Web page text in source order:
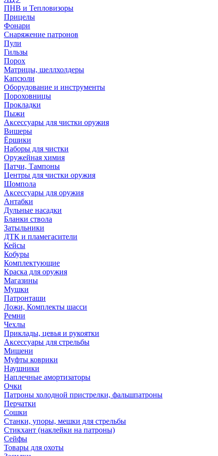
ПНВ и Тепловизоры
Прицелы
Фонари
Снаряжение патронов
Пули
Гильзы
Порох
Матрицы, шеллхолдеры
Капсюли
Оборудование и инструменты
Пороховницы
Прокладки
Пыжи
Аксессуары для чистки оружия
Вишеры
Ёршики
Наборы для чистки
Оружейная химия
Патчи, Тампоны
Центры для чистки оружия
Шомпола
Аксессуары для оружия
Антабки
Дульные насадки
Бланки ствола
Затыльники
ДТК и пламегасители
Кейсы
Кобуры
Комплектующие
Краска для оружия
Магазины
Мушки
Патронташи
Ложи, Комплекты шасси
Ремни
Чехлы
Приклады, цевья и рукоятки
Аксессуары для стрельбы
Мишени
Муфты коврики
Наушники
Наплечные амортизаторы
Очки
Патроны холодной пристрелки, фальшпатроны
Перчатки
Сошки
Станки, упоры, мешки для стрельбы
Стикхант (наклейки на патроны)
Сейфы
Товары для охоты